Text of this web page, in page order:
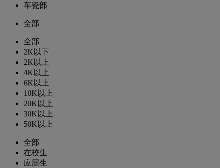
车瓷部
全部
全部
2K以下
2K以上
4K以上
6K以上
10K以上
20K以上
30K以上
50K以上
全部
在校生
应届生